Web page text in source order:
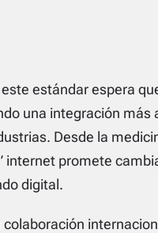
estándar espera
una integración más
Desde la
promete
digital.